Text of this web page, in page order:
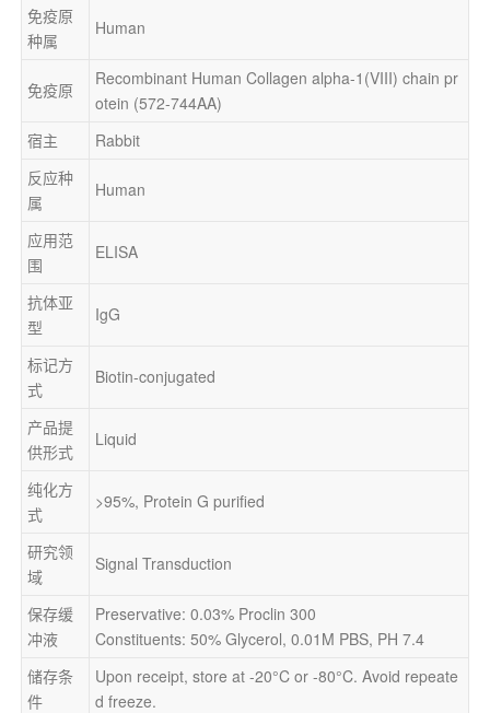
免疫原
种属
Human
免疫原
Recombinant Human Collagen alpha-1(VIII) chain pr
otein (572-744AA)
宿主
Rabbit
反应种
属
Human
应用范
围
ELISA
抗体亚
型
IgG
标记方
式
Biotin-conjugated
产品提
供形式
Liquid
纯化方
式
>95%, Protein G purified
研究领
域
Signal Transduction
保存缓
冲液
Preservative: 0.03% Proclin 300
Constituents: 50% Glycerol, 0.01M PBS, PH 7.4
储存条
件
Upon receipt, store at -20°C or -80°C. Avoid repeate
d freeze.